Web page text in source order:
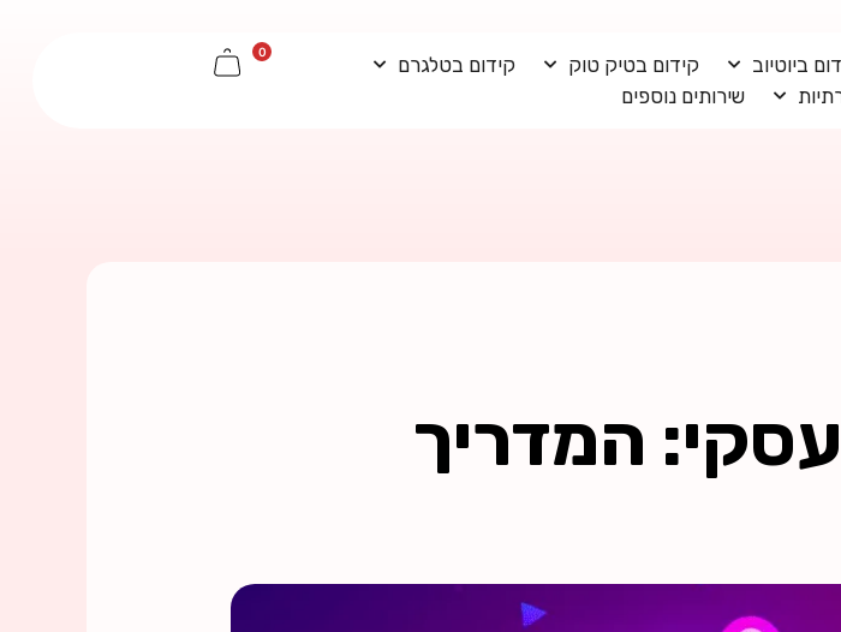
ביוטיוב קידום בטיק טוק
קידום בטלגרם
שירותים נוספים
0
המדריך